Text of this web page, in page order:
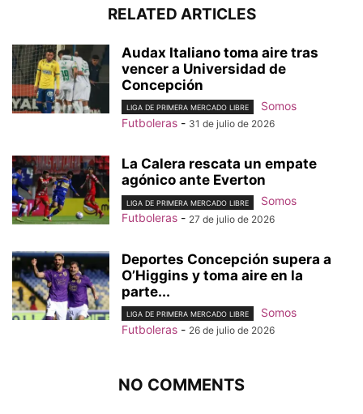
RELATED ARTICLES
Audax Italiano toma aire tras
vencer a Universidad de
Concepción
LIGA DE PRIMERA MERCADO LIBRE
Somos
Futboleras - 31 de julio de 2026
La Calera rescata un empate
agónico ante Everton
LIGA DE PRIMERA MERCADO LIBRE
Somos
Futboleras - 27 de julio de 2026
Deportes Concepción supera a
O’Higgins y toma aire en la
parte...
LIGA DE PRIMERA MERCADO LIBRE
Somos
Futboleras - 26 de julio de 2026
NO COMMENTS